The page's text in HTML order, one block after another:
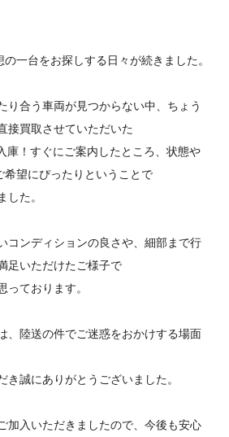
一台をお探しする日々が続きました。
り合う車両が見つからない中、ちょう
接買取させていただいた
庫！すぐにご案内したところ、状態や
希望にぴったりということで
した。
コンディションの良さや、細部まで行
足いただけたご様子で
っております。
、陸送の件でご迷惑をおかけする場面
き誠にありがとうございました。
加入いただきましたので、今後も安心